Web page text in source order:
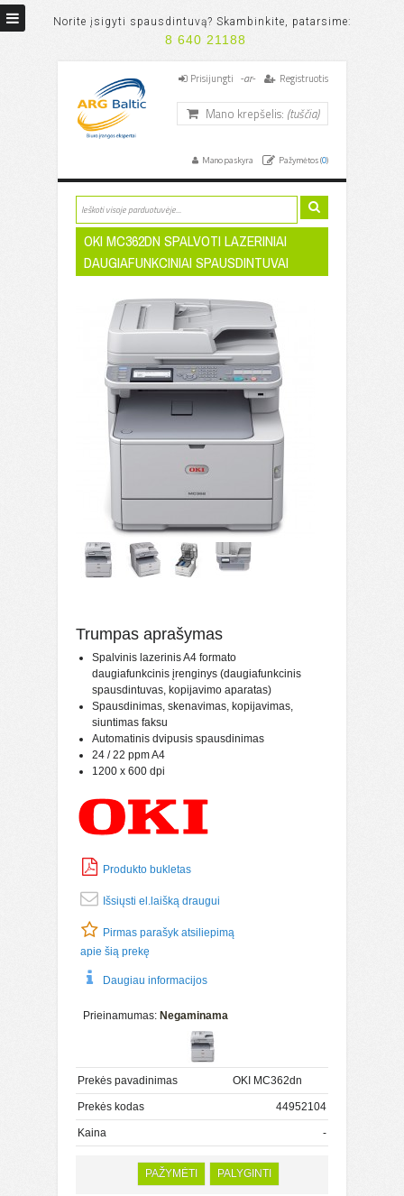
Norite įsigyti spausdintuvą? Skambinkite, patarsime:
8 640 21188
Prisijungti -ar- Registruotis
Mano krepšelis: (tuščia)
Mano paskyra Pažymėtos (0)
OKI MC362DN SPALVOTI LAZERINIAI
DAUGIAFUNKCINIAI SPAUSDINTUVAI
Trumpas aprašymas
Spalvinis lazerinis A4 formato
daugiafunkcinis įrenginys (daugiafunkcinis
spausdintuvas, kopijavimo aparatas)
Spausdinimas, skenavimas, kopijavimas,
siuntimas faksu
Automatinis dvipusis spausdinimas
24 / 22 ppm A4
1200 x 600 dpi
Produkto bukletas
Išsiųsti el.laišką draugui
Pirmas parašyk atsiliepimą
apie šią prekę
Daugiau informacijos
Prieinamumas: Negaminama
Prekės pavadinimas OKI MC362dn
Prekės kodas 44952104
Kaina -
PAŽYMĖTI PALYGINTI